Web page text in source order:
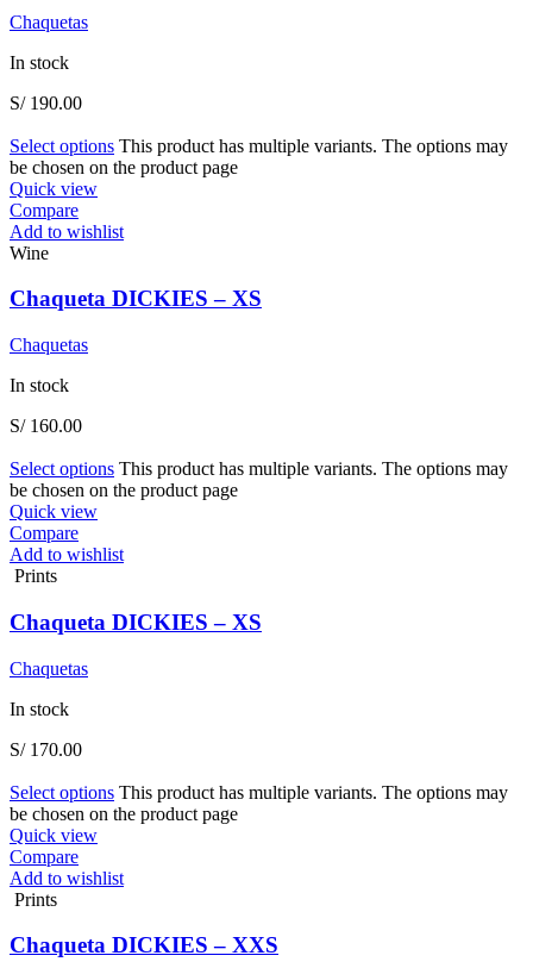
Chaquetas
In stock
S/190.00
Select options This product has multiple variants. The options may
be chosen on the product page
Quick view
Compare
Add to wishlist
Wine
Chaqueta DICKIES – XS
Chaquetas
In stock
S/160.00
Select options This product has multiple variants. The options may
be chosen on the product page
Quick view
Compare
Add to wishlist
Prints
Chaqueta DICKIES – XS
Chaquetas
In stock
S/170.00
Select options This product has multiple variants. The options may
be chosen on the product page
Quick view
Compare
Add to wishlist
Prints
Chaqueta DICKIES – XXS